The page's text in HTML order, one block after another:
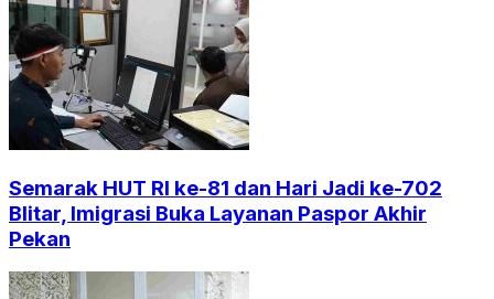
Semarak HUT RI ke-81 dan Hari Jadi ke-702
Blitar, Imigrasi Buka Layanan Paspor Akhir
Pekan